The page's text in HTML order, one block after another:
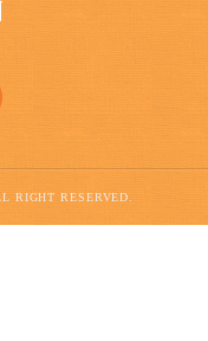
RIGHT RESERVED.